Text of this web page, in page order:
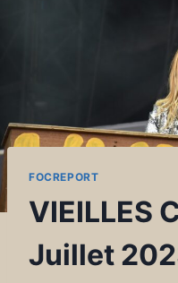
FOCREPORT
VIEILLES
Juillet